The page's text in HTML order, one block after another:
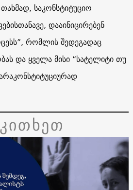
საკონსტიტუციო
დააინიცირებენ
რომლის შედეგადაც
და ყველა მისი “სატელიტი თუ